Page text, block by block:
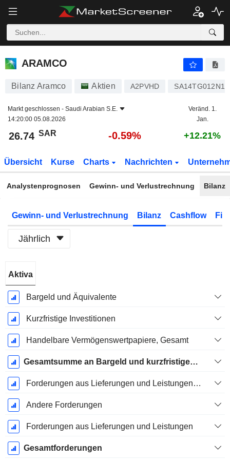
ARAMCO
ARAMCO
Bilanz Aramco Aktien A2PVHD SA14TG012N13
Markt geschlossen - Saudi Arabian S.E.
14:20:00 05.08.2026
Veränd. 1.
Jan.
26.74 SAR -0.59% +12.21%
Übersicht Kurse Charts Nachrichten
Analystenprognosen Gewinn- und Verlustrechnung Bilanz
Gewinn- und Verlustrechnung Bilanz Cashflow
Jährlich
Geschäftsjahres:
Dezember
Aktiva
Bargeld und Äquivalente
Kurzfristige Investitionen
Handelbare Vermögenswertpapiere, Gesamt
Gesamtsumme an Bargeld und kurzfristigen Investitionen
Forderungen aus Lieferungen und Leistungen, Gesamt
Andere Forderungen
Forderungen aus Lieferungen und Leistungen
Gesamtforderungen